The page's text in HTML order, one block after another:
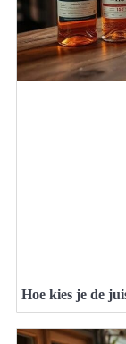
Hoe kies je de